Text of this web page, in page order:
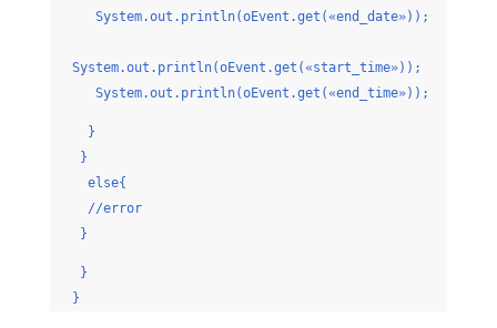
System.out.println(oEvent.get(«end_date»));
System.out.println(oEvent.get(«start_time»));
System.out.println(oEvent.get(«end_time»));
}
}
else{
//error
}
}
}